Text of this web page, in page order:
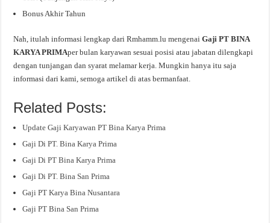
Bonus Akhir Tahun
Nah, itulah informasi lengkap dari Rmhamm.lu mengenaiGaji PT BINA
KARYA PRIMAper bulan karyawan sesuai posisi atau jabatan dilengkapi
dengan tunjangan dan syarat melamar kerja. Mungkin hanya itu saja
informasi dari kami, semoga artikel di atas bermanfaat.
Related Posts:
Update Gaji Karyawan PT Bina Karya Prima
Gaji Di PT. Bina Karya Prima
Gaji Di PT Bina Karya Prima
Gaji Di PT. Bina San Prima
Gaji PT Karya Bina Nusantara
Gaji PT Bina San Prima